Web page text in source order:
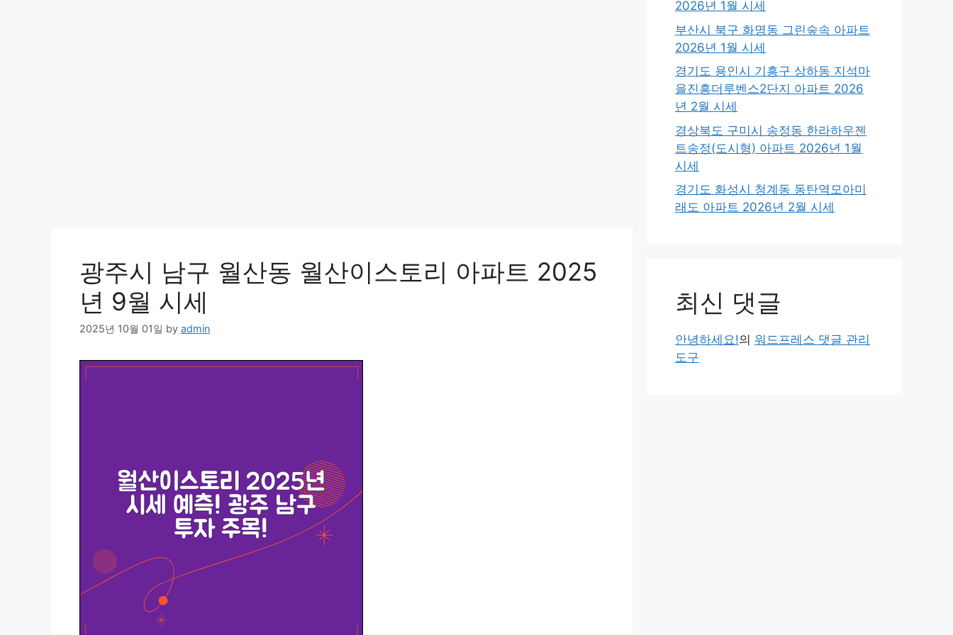
광주시 남구 월산동 월산이스토리 아파트 2025
년 9월 시세
2025년 10월 01일 by admin
2026년 1월 시세
부산시 북구 화명동 그린숲속 아파트
2026년 1월 시세
경기도 용인시 기흥구 상하동 지석마
을진흥더루벤스2단지 아파트 2026
년 2월 시세
경상북도 구미시 송정동 한라하우젠
트송정(도시형) 아파트 2026년 1월
시세
경기도 화성시 청계동 동탄역모아미
래도 아파트 2026년 2월 시세
최신 댓글
안녕하세요!의 워드프레스 댓글 관리
도구